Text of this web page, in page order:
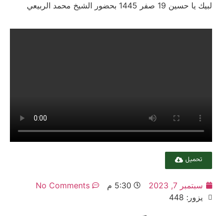
لبيك يا حسين 19 صفر 1445 بحضور الشيخ محمد الربيعي
تحميل
سبتمبر 7, 2023 5:30 م
No Comments
يزور: 448